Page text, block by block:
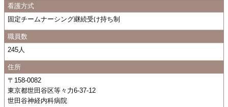
看護方式
固定チームナーシング継続受け持ち制
職員数
245人
住所
〒158-0082
東京都世田谷区等々力6-37-12
世田谷神経内科病院